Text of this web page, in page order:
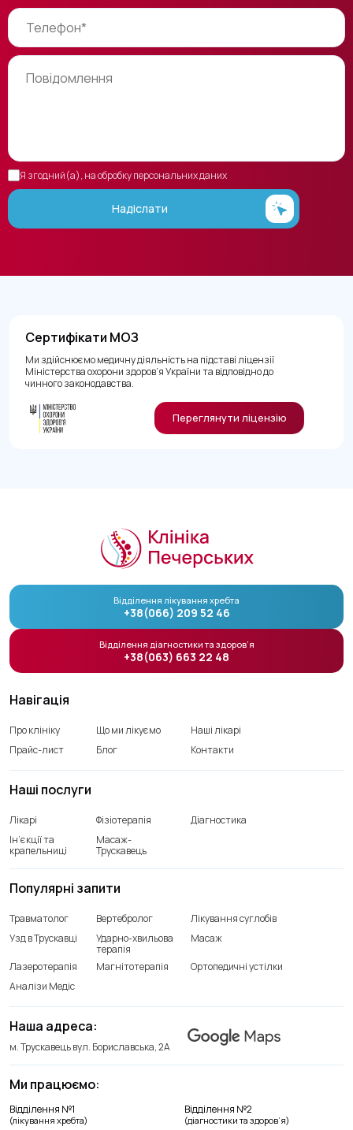
Я згодний(а), на обробку персональних даних
Надіслати
Сертифікати МОЗ
Ми здійснюємо медичну діяльність на підставі ліцензії
Міністерства охорони здоров’я України та відповідно до
чинного законодавства.
Переглянути ліцензію
Навігація
Про клініку Що ми лікуємо
Наші лікарі
Прайс-лист
Блог Контакти
Наші послуги
Лікарі Фізіотерапія
Діагностика
Ін’єкції та
крапельниці
Масаж-
Трускавець
Ми працюємо:
Відділення №1
(лікування хребта)
Відділення №2
(діагностики та здоров’я)
Наша адреса:
м. Трускавець вул. Бориславська, 2А
Популярні запити
Травматолог Вертебролог
Лікування суглобів
Узд в Трускавці
Ударно-хвильова
терапія
Масаж
Лазеротерапія Магнітотерапія
Ортопедичні устілки
Аналізи Медіс
Відділення лікування хребта
+38(066) 209 52 46
Відділення діагностики та здоров’я
+38(063) 663 22 48
+38(066) 209 52 46